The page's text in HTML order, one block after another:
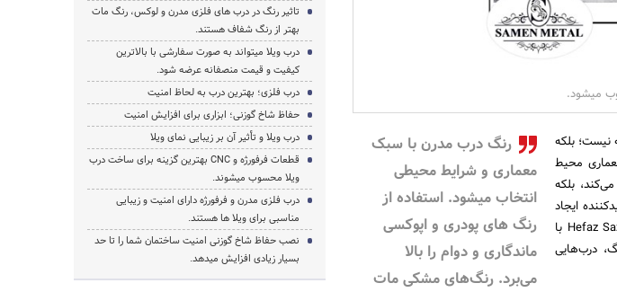
میشود.
رنگ درب مدرن با سبک
معماری و شرایط محیطی
انتخاب میشود. استفاده از
رنگ های پودری و اپوکسی
ماندگاری و دوام را بالا
می‌برد. رنگ‌های مشکی مات
نیست؛ بلکه
محیط
بلکه
ایجاد
کند. برندهای حرفه‌ای مانند Hefaz Sazeh ___Hefaz Bartar _ samendab با
درب‌هایی
تاثیر رنگ در درب های فلزی مدرن و لوکس، رنگ مات
بهتر از رنگ شفاف هستند.
درب ویلا میتواند به صورت سفارشی با بالاترین
کیفیت و قیمت منصفانه عرضه شود.
درب فلزی؛ بهترین درب به لحاظ امنیت
حفاظ شاخ گوزنی؛ ابزاری برای افزایش امنیت
درب ویلا و تأثیر آن بر زیبایی نمای ویلا
قطعات فرفورژه و CNC بهترین گزینه برای ساخت درب
ویلا محسوب میشوند.
درب فلزی مدرن و فرفورژه دارای امنیت و زیبایی
مناسبی برای ویلا ها هستند.
نصب حفاظ شاخ گوزنی امنیت ساختمان شما را تا حد
بسیار زیادی افزایش میدهد.